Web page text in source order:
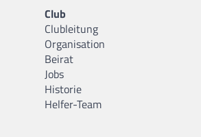
Club
Clubleitung
Organisation
Beirat
Jobs
Historie
Helfer-Team